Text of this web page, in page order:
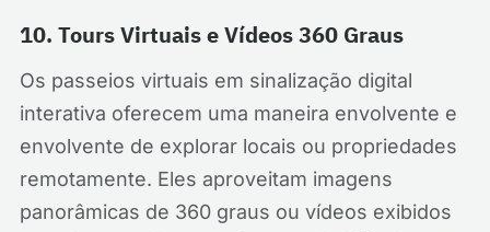
10. Tours Virtuais e Vídeos 360 Graus
Os passeios virtuais em sinalização digital
interativa oferecem uma maneira envolvente e
envolvente de explorar locais ou propriedades
remotamente. Eles aproveitam imagens
panorâmicas de 360 graus ou vídeos exibidos